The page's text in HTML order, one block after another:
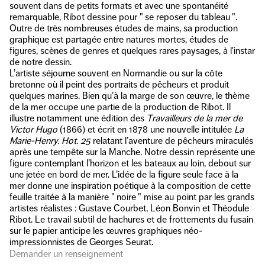
souvent dans de petits formats et avec une spontanéité
remarquable, Ribot dessine pour " se reposer du tableau ".
Outre de très nombreuses études de mains, sa production
graphique est partagée entre natures mortes, études de
figures, scènes de genres et quelques rares paysages, à l'instar
de notre dessin.
L’artiste séjourne souvent en Normandie ou sur la côte
bretonne où il peint des portraits de pêcheurs et produit
quelques marines. Bien qu’à la marge de son œuvre, le thème
de la mer occupe une partie de la production de Ribot. Il
illustre notamment une édition des Travailleurs de la mer de
Victor Hugo (1866) et écrit en 1878 une nouvelle intitulée La
Marie-Henry. Hot. 25relatant l’aventure de pêcheurs miraculés
après une tempête sur la Manche. Notre dessin représente une
figure contemplant l’horizon et les bateaux au loin, debout sur
une jetée en bord de mer. L’idée de la figure seule face à la
mer donne une inspiration poétique à la composition de cette
feuille traitée à la manière " noire " mise au point par les grands
artistes réalistes : Gustave Courbet, Léon Bonvin et Théodule
Ribot. Le travail subtil de hachures et de frottements du fusain
sur le papier anticipe les œuvres graphiques néo-
impressionnistes de Georges Seurat.
Demander un renseignement